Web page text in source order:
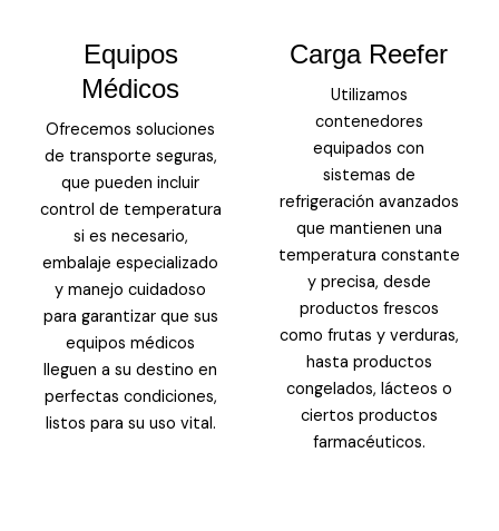
Equipos
Médicos
Ofrecemos soluciones
de transporte seguras,
que pueden incluir
control de temperatura
si es necesario,
embalaje especializado
y manejo cuidadoso
para garantizar que sus
equipos médicos
lleguen a su destino en
perfectas condiciones,
listos para su uso vital.
Carga Reefer
Utilizamos
contenedores
equipados con
sistemas de
refrigeración avanzados
que mantienen una
temperatura constante
y precisa, desde
productos frescos
como frutas y verduras,
hasta productos
congelados, lácteos o
ciertos productos
farmacéuticos.